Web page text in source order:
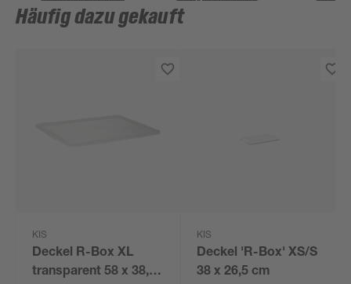
Häufig dazu gekauft
KIS
Deckel R-Box XL
transparent 58 x 38,5
KIS
Deckel 'R-Box' XS/S
38 x 26,5 cm